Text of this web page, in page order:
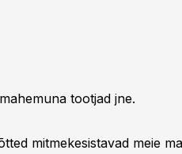
tootjad jne.
mitmekesistavad meie